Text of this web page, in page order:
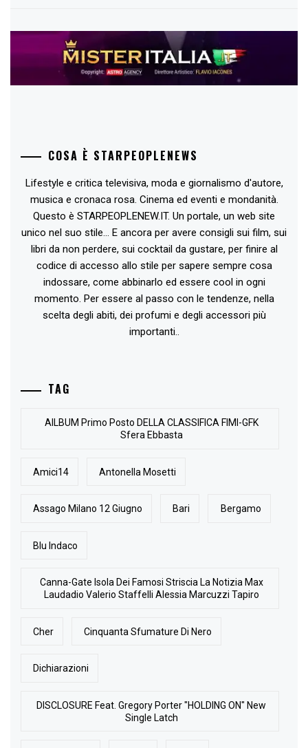
COSA È STARPEOPLENEWS
Lifestyle e critica televisiva, moda e giornalismo d'autore,
musica e cronaca rosa. Cinema ed eventi e mondanità.
Questo è STARPEOPLENEW.IT. Un portale, un web site
unico nel suo stile... E ancora per avere consigli sui film, sui
libri da non perdere, sui cocktail da gustare, per finire al
codice di accesso allo stile per sapere sempre cosa
indossare, come abbinarlo ed essere cool in ogni
momento. Per essere al passo con le tendenze, nella
scelta degli abiti, dei profumi e degli accessori più
importanti..
TAG
AlLBUM Primo Posto DELLA CLASSIFICA FIMI-GFK
Sfera Ebbasta
Amici14 Antonella Mosetti
Assago Milano 12 Giugno Bari Bergamo
Blu Indaco
Canna-Gate Isola Dei Famosi Striscia La Notizia Max
Laudadio Valerio Staffelli Alessia Marcuzzi Tapiro
Cher Cinquanta Sfumature Di Nero
Dichiarazioni
DISCLOSURE Feat. Gregory Porter "HOLDING ON" New
Single Latch